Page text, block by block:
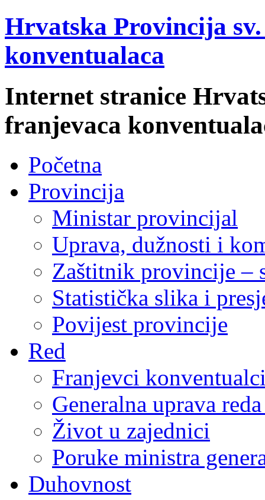
Hrvatska Provincija
konventualaca
Internet stranice
franjevaca
Početna
Provincija
Ministar provincijal
Uprava, dužnosti i
Zaštitnik provincije –
Statistička slika i
Povijest provincije
Red
Franjevci
Generalna uprava
Život u zajednici
Poruke ministra
Duhovnost